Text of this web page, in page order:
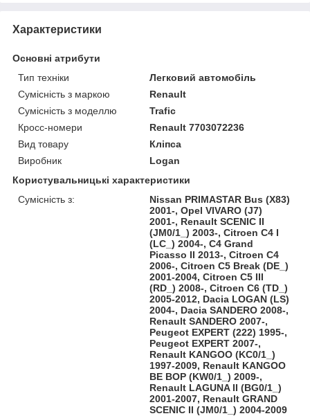
Характеристики
Основні атрибути
Тип техніки
Легковий автомобіль
Сумісність з маркою
Renault
Сумісність з моделлю
Trafic
Кросс-номери
Renault 7703072236
Вид товару
Кліпса
Виробник
Logan
Користувальницькі характеристики
Сумісність з:
Nissan PRIMASTAR Bus (X83)
2001-, Opel VIVARO (J7)
2001-, Renault SCENIC II
(JM0/1_) 2003-, Citroen C4 I
(LC_) 2004-, C4 Grand
Picasso II 2013-, Citroen C4
2006-, Citroen C5 Break (DE_)
2001-2004, Citroen C5 III
(RD_) 2008-, Citroen C6 (TD_)
2005-2012, Dacia LOGAN (LS)
2004-, Dacia SANDERO 2008-,
Renault SANDERO 2007-,
Peugeot EXPERT (222) 1995-,
Peugeot EXPERT 2007-,
Renault KANGOO (KC0/1_)
1997-2009, Renault KANGOO
BE BOP (KW0/1_) 2009-,
Renault LAGUNA II (BG0/1_)
2001-2007, Renault GRAND
SCENIC II (JM0/1_) 2004-2009